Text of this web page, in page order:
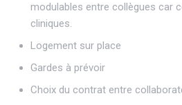
modulables entre collègues car
cliniques.
Logement sur place
Gardes à prévoir
Choix du contrat entre